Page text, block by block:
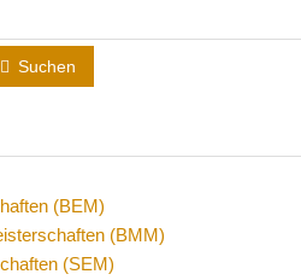
Suchen
(BEM)
(BMM)
(SEM)